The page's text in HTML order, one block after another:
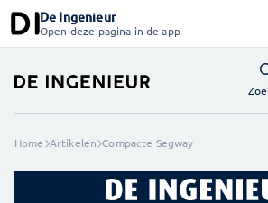
De Ingenieur
Open deze pagina in de app
Home Artikelen Compacte Segway